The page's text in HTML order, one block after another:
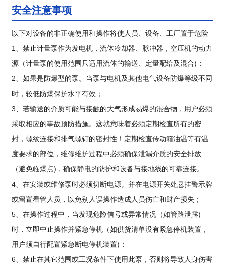
安全注意事项
以下对设备的非正确使用和操作将使人员、设备、工厂置于危险
1、禁止计量泵作为发电机，流体冷却器、脉冲器，空压机的动力
源（计量泵的使用范围只适用流体的输送、定量配给及混合)；
2、如果是防爆型的泵。当泵与电机及其他电气设备防爆等级不同
时，较低防爆保护水平有效；
3、若输送的介质可能与接触的大气形成易爆的混合物，用户必须
采取相应的事故预防措施。这就意味着必须定期检查所有的密
封，螺纹连接和排气螺钉的密封性！定期检查传动箱油温等有温
度要求的部位，维修维护过程中必须确保泄漏介质的安全排放
（避免临爆点)，确保静电的防护和设备与接地线的可靠连接。
4、在安装或维修泵时必须切断电源。并在电源开关处悬挂警示牌
或留置看管人员，以免别人误操作造成人员伤亡和财产损失；
5、在操作过程中，当发现危险信号或异常情况（如管路泄露)
时，立即中止操作并紧急停机（如供货清单没有紧急停机装置，
用户须自行配置紧急断电停机装置)；
6、禁止在其它范围或工况条件下使用此泵，否则将导致人身伤害